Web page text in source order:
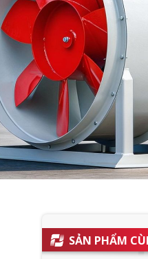
SẢN PHẨM